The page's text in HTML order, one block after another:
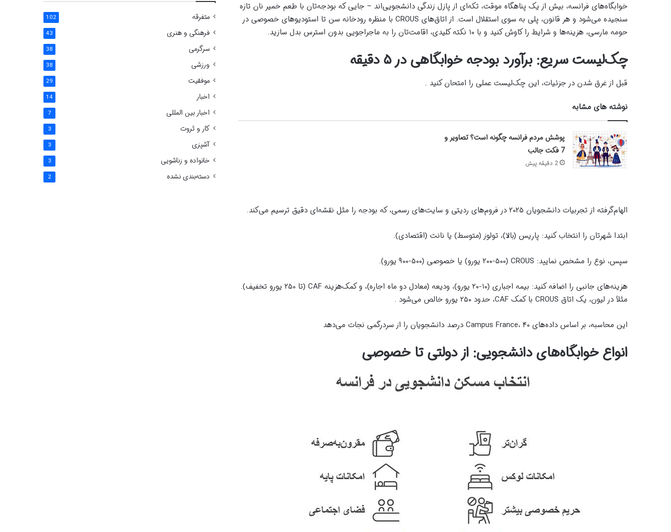
خوابگاه‌های فرانسه، بیش از یک پناهگاه موقت، تکه‌ای از پازل زندگی دانشجویی‌اند – جایی که بودجه‌تان با طعم خمیر نان تازه
سنجیده می‌شود و هر قانون، پلی به سوی استقلال است. از اتاق‌های CROUS با منظره رودخانه سن تا استودیوهای خصوصی در
حومه مارسی، هزینه‌ها و شرایط را کاوش کنید و با ۱۰ نکته کلیدی، اقامت‌تان را به ماجراجویی بدون استرس بدل سازید.
چک‌لیست سریع: برآورد بودجه خوابگاهی در ۵ دقیقه
قبل از غرق شدن در جزئیات، این چک‌لیست عملی را امتحان کنید .
نوشته های مشابه
پوشش مردم فرانسه چگونه است؟ تصاویر و
7 فکت جالب
2 دقیقه پیش
الهام‌گرفته از تجربیات دانشجویان ۲۰۲۵ در فروم‌های ردیتی و سایت‌های رسمی، که بودجه را مثل نقشه‌ای دقیق ترسیم می‌کند.
ابتدا شهرتان را انتخاب کنید: پاریس (بالا)، تولوز (متوسط) یا نانت (اقتصادی).
سپس، نوع را مشخص نمایید: CROUS (۲۰۰-۵۰۰ یورو) یا خصوصی (۵۰۰-۹۰۰ یورو).
هزینه‌های جانبی را اضافه کنید: بیمه اجباری (۱۰-۲۰ یورو)، ودیعه (معادل دو ماه اجاره)، و کمک‌هزینه CAF (تا ۲۵۰ یورو تخفیف).
مثلاً در لیون، یک اتاق CROUS با کمک CAF، حدود ۲۵۰ یورو خالص می‌شود .
این محاسبه، بر اساس داده‌های Campus France، ۴۰ درصد دانشجویان را از سردرگمی نجات می‌دهد
انواع خوابگاه‌های دانشجویی: از دولتی تا خصوصی
متفرقه 102
فرهنگی و هنری 43
سرگرمی 38
ورزشی 38
موفقیت 29
اخبار 14
اخبار بین المللی 7
کار و ثروت 3
آشپزی 3
خانواده و زناشویی 3
دسته‌بندی نشده 2